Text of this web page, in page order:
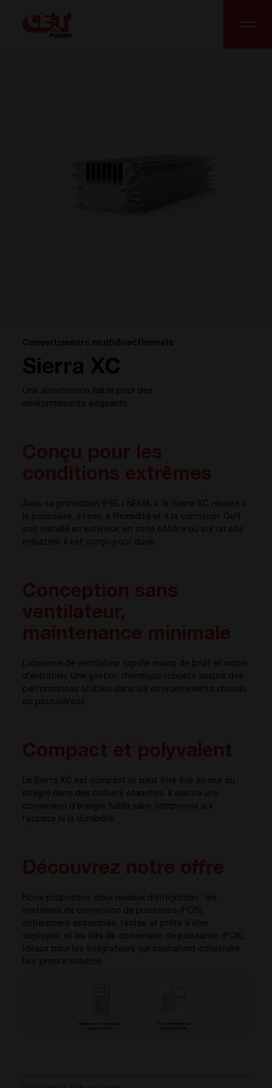
Convertisseurs multidirectionnels
Sierra XC
Une alimentation fiable pour des
environnements exigeants
Avec sa protection IP65 / NEMA 4, le Sierra XC résiste à
la poussière, à l’eau, à l’humidité et à la corrosion. Qu’il
soit installé en extérieur, en zone côtière ou sur un site
industriel, il est conçu pour durer.
L’absence de ventilateur signifie moins de bruit et moins
d’entretien. Une gestion thermique robuste assure des
performances stables dans les environnements chauds
ou poussiéreux.
Le Sierra XC est compact et peut être fixé au mur ou
intégré dans des boîtiers étanches. Il assure une
conversion d’énergie fiable sans compromis sur
l’espace ni la durabilité.
Nous proposons deux niveaux d’intégration : les
systèmes de conversion de puissance (PCS),
entièrement assemblés, testés et prêts à être
déployés, et les kits de conversion de puissance (PCK),
idéaux pour les intégrateurs qui souhaitent construire
leur propre solution.